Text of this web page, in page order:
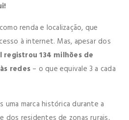
renda e localização, que
à internet. Mas, apesar dos
registrou 134 milhões de
redes– o que equivale 3 a cada
uma marca histórica durante a